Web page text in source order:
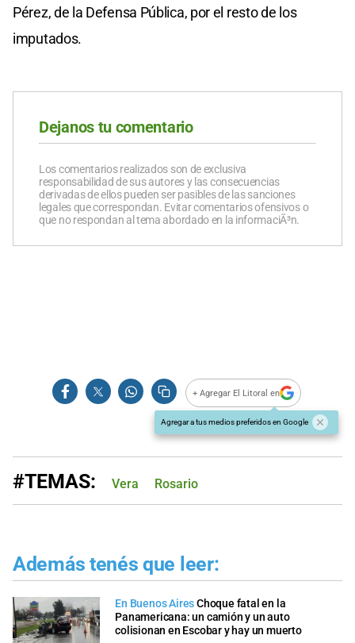
Pérez, de la Defensa Pública, por el resto de los
imputados.
Dejanos tu comentario
Los comentarios realizados son de exclusiva
responsabilidad de sus autores y las consecuencias
derivadas de ellos pueden ser pasibles de las sanciones
legales que correspondan. Evitar comentarios ofensivos o
que no respondan al tema abordado en la informaciÃ³n.
+ Agregar El Litoral en
Agregar a tus medios preferidos en Google
#TEMAS: Vera Rosario
Además tenés que leer:
En Buenos AiresChoque fatal en la
Panamericana: un camión y un auto
colisionan en Escobar y hay un muerto